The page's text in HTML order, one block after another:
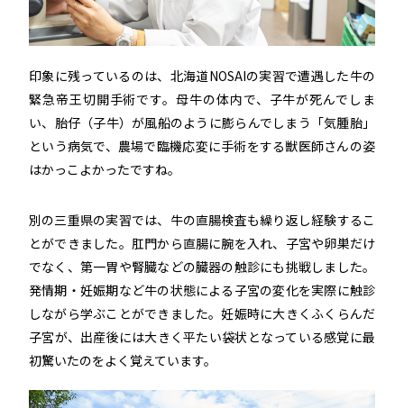
印象に残っているのは、北海道NOSAIの実習で遭遇した牛の
緊急帝王切開手術です。母牛の体内で、子牛が死んでしま
い、胎仔（子牛）が風船のように膨らんでしまう「気腫胎」
という病気で、農場で臨機応変に手術をする獣医師さんの姿
はかっこよかったですね。
別の三重県の実習では、牛の直腸検査も繰り返し経験するこ
とができました。肛門から直腸に腕を入れ、子宮や卵巣だけ
でなく、第一胃や腎臓などの臓器の触診にも挑戦しました。
発情期・妊娠期など牛の状態による子宮の変化を実際に触診
しながら学ぶことができました。妊娠時に大きくふくらんだ
子宮が、出産後には大きく平たい袋状となっている感覚に最
初驚いたのをよく覚えています。